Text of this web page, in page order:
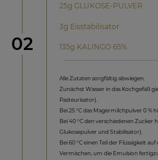
Schritt
02
25g GLUKOSE-PULVER
3g Eisstabilisator
135g KALINGO 65%
Alle Zutaten sorgfältig abwiegen.
Zunächst Wasser in das Kochgefäß
Pasteurisator).
Bei 25 °C das Magermilchpulver 0 %
Bei 40 °C den verschiedenen Zucker
Glukosepulver und Stabilisator).
Bei 60 °C einen Teil der Flüssigkeit
Vermischen, um die Emulsion